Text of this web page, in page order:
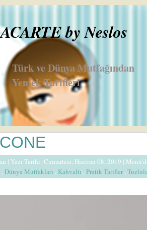
by Neslos
Türk ve Dünya Mutfağından
Yemek Tarifleri
| Yazı Tarihi: Cumartesi, Haziran 08, 2019 |
,Dünya Mutfakları , Kahvaltı ,Pratik Tarifler,